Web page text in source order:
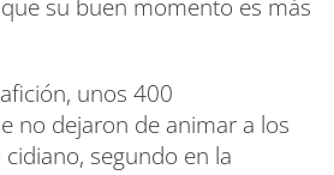
su buen momento es más
unos 400
no dejaron de animar a los
segundo en la